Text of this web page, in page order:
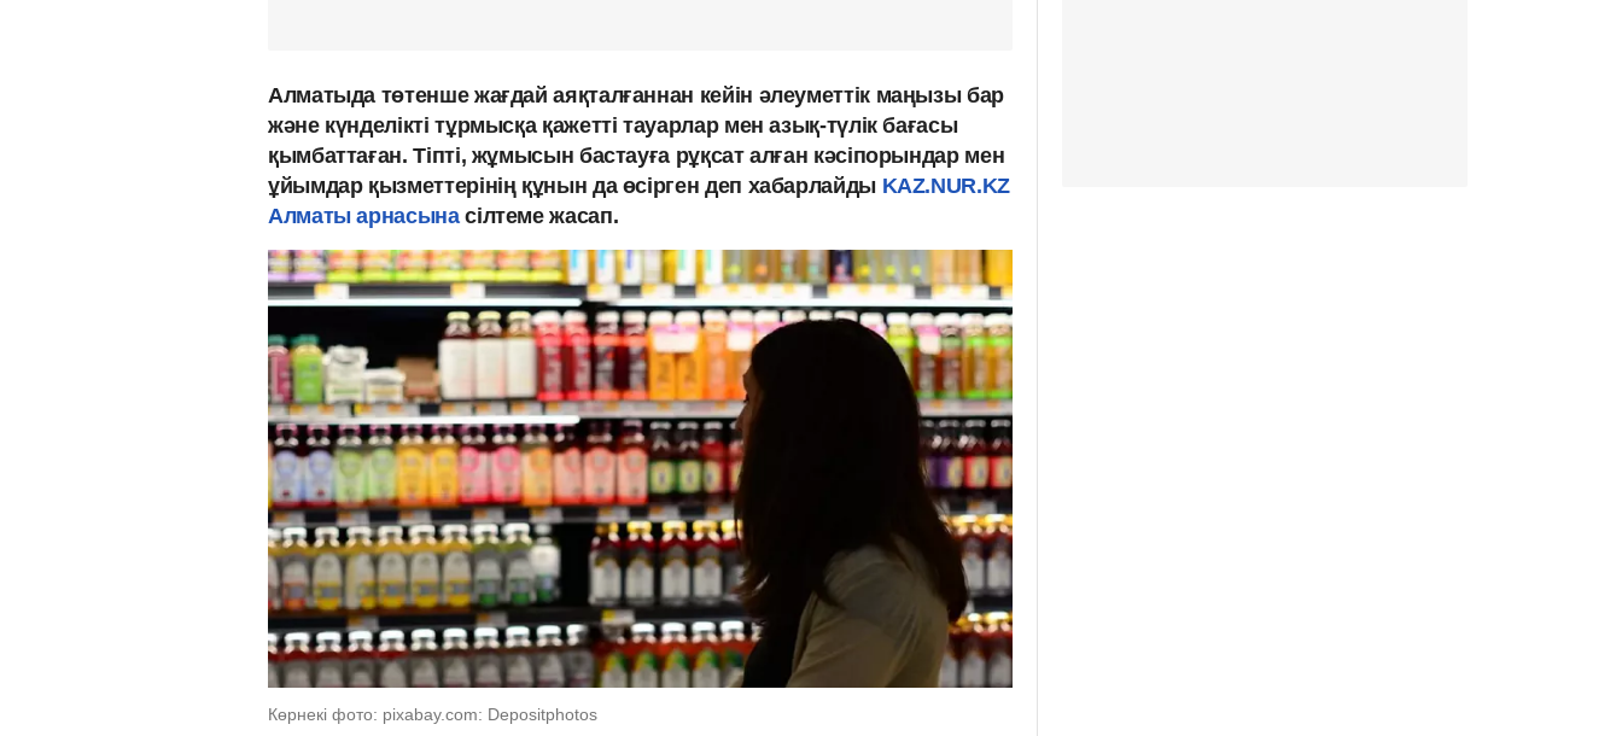
Алматыда төтенше жағдай аяқталғаннан кейін әлеуметтік маңызы бар
және күнделікті тұрмысқа қажетті тауарлар мен азық-түлік бағасы
қымбаттаған. Тіпті, жұмысын бастауға рұқсат алған кәсіпорындар мен
ұйымдар қызметтерінің құнын да өсірген деп хабарлайды KAZ.NUR.KZ
Алматы арнасынасілтеме жасап.
Көрнекі фото: pixabay.com: Depositphotos